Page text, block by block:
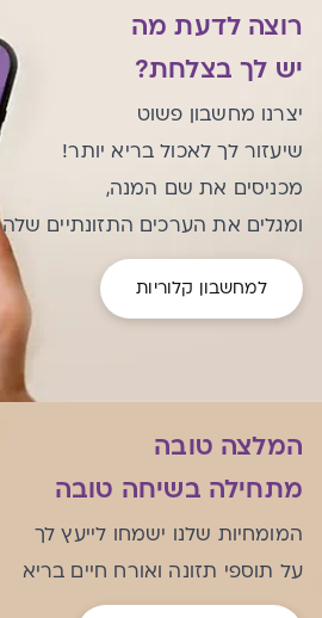
רוצה לדעת מה
יש לך בצלחת?
יצרנו מחשבון פשוט
שיעזור לך לאכול בריא יותר!
מכניסים את שם המנה,
ומגלים את הערכים התזונתיים שלה
למחשבון קלוריות
המלצה טובה
מתחילה בשיחה טובה
המומחיות שלנו ישמחו לייעץ לך
על תוספי תזונה ואורח חיים בריא